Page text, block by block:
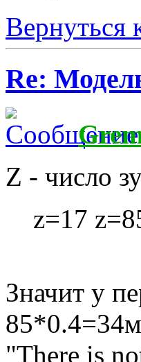
Вернуться
Re:
Z - число
z=17
Значит у
"There is